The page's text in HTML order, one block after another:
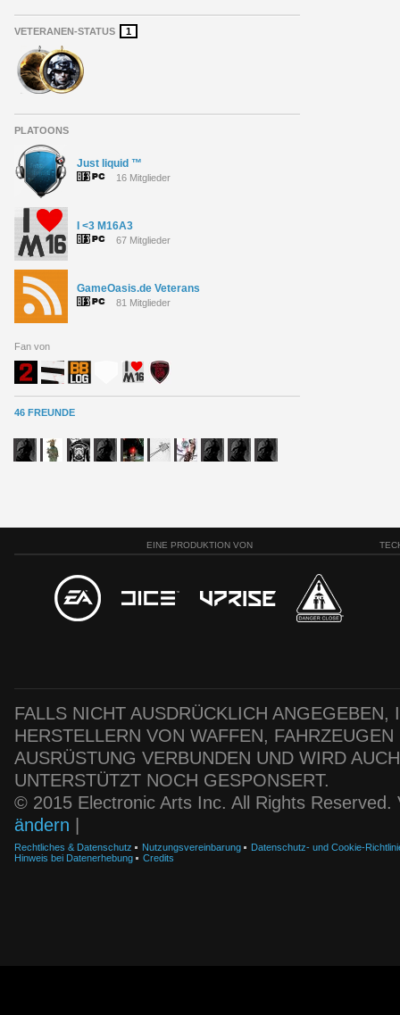
VETERANEN-STATUS 1
PLATOONS
Just liquid ™
16 Mitglieder
I <3 M16A3
67 Mitglieder
GameOasis.de Veterans
81 Mitglieder
Fan von
46 FREUNDE
EINE PRODUKTION VON
FALLS NICHT AUSDRÜCKLICH
HERSTELLERN VON WAFFEN,
AUSRÜSTUNG VERBUNDEN UND WIRD
UNTERSTÜTZT NOCH GESPONSERT.
© 2015 Electronic Arts Inc. All Rights
ändern
Rechtliches & Datenschutz Nutzungsvereinbarung
Datenschutz- und Cookie-
Hinweis bei Datenerhebung
Credits